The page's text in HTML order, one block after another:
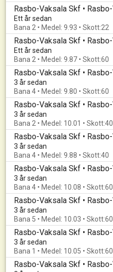
Ett år sedan
Bana 2 • Medel: 9.93 • Skott:22
Ett år sedan
Bana 2 • Medel: 9.87 • Skott:60
3 år sedan
Bana 4 • Medel: 9.80 • Skott:60
3 år sedan
Bana 2 • Medel: 10.01 • Skott:40
3 år sedan
Bana 4 • Medel: 9.88 • Skott:40
3 år sedan
Bana 4 • Medel: 10.08 • Skott:60
3 år sedan
Bana 5 • Medel: 10.03 • Skott:60
3 år sedan
Bana 1 • Medel: 10.05 • Skott:60